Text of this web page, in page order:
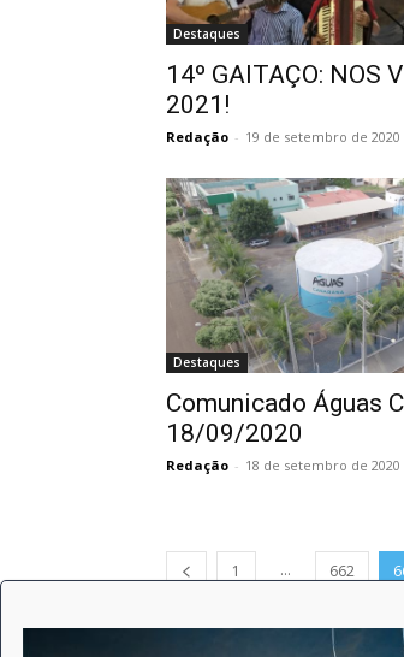
Destaques
14º GAITAÇO: NOS
2021!
Redação - 19 de setembro de 2020
Destaques
Comunicado Águas
18/09/2020
Redação - 18 de setembro de 2020
1 ... 662